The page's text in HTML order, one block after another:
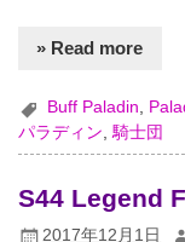
» Read more
Buff Paladin,
パラディン ,騎士団
S44 Legend
2017年12月1日